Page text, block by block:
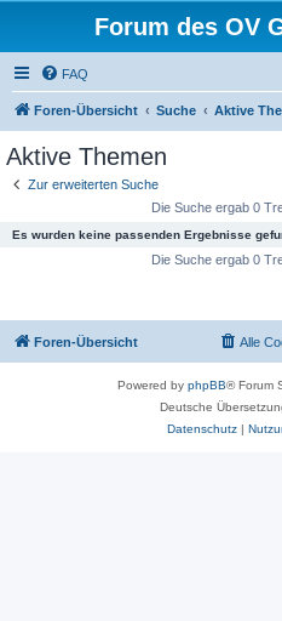
Forum des OV
FAQ
Foren-Übersicht Suche Aktive
Aktive Themen
Zur erweiterten Suche
Die Suche ergab 0
Es wurden keine passenden Ergebnisse
Die Suche ergab 0
Foren-Übersicht Alle
Powered by phpBB® Forum
Deutsche
Datenschutz|